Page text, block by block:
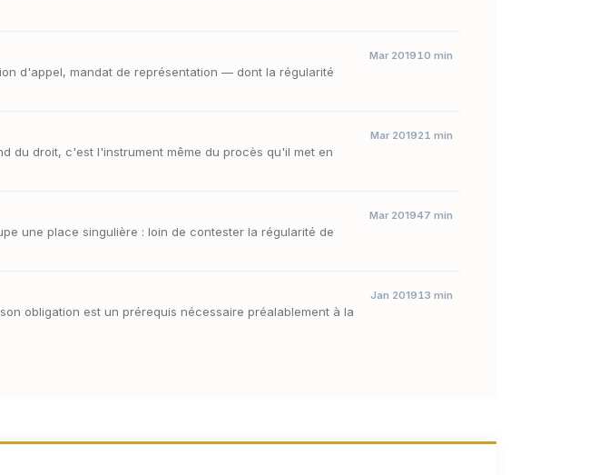
d'appel, mandat de représentation — dont la régularité
Mar 201910 min
du droit, c'est l'instrument même du procès qu'il met en
Mar 201921 min
une place singulière : loin de contester la régularité de
Mar 201947 min
obligation est un prérequis nécessaire préalablement à la
Jan 201913 min